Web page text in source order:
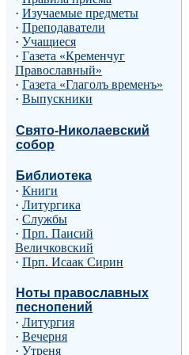
· Изучаемые предметы
· Преподаватели
· Учащиеся
· Газета «Кременчуг
Православный»
· Газета «Глаголъ временъ»
· Выпускники
Свято-Николаевский
собор
Библиотека
· Книги
· Литургика
· Службы
· Прп. Паисий
Величковский
· Прп. Исаак Сирин
Ноты православных
песнопений
· Литургия
· Вечерня
· Утреня